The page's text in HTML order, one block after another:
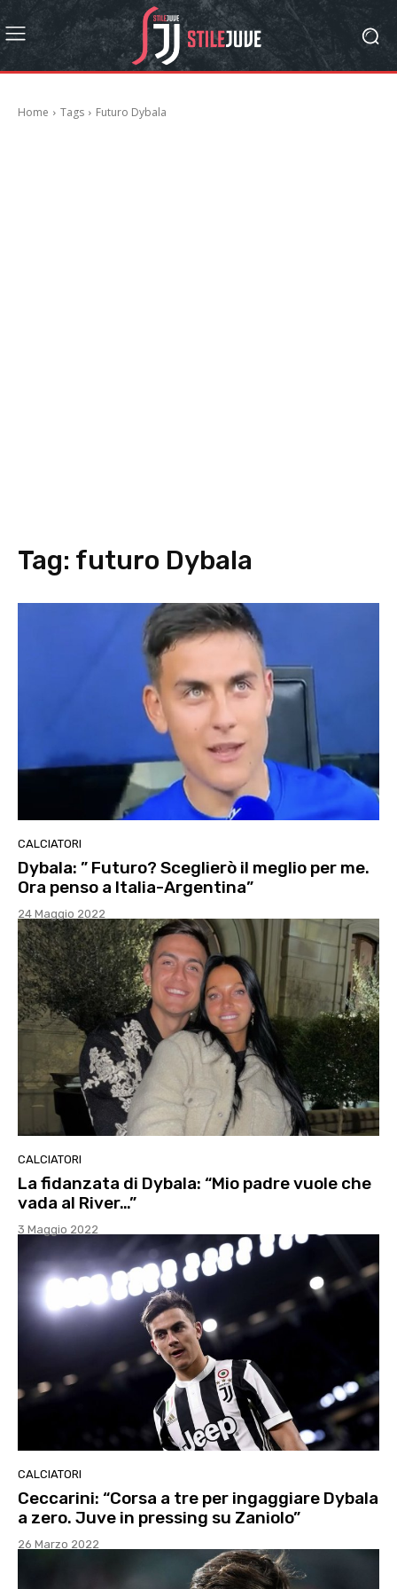
Home Tags Futuro Dybala
Tag: futuro Dybala
CALCIATORI
Dybala: ” Futuro? Sceglierò il meglio per me.
Ora penso a Italia-Argentina”
24 Maggio 2022
CALCIATORI
La fidanzata di Dybala: “Mio padre vuole che
vada al River…”
3 Maggio 2022
CALCIATORI
Ceccarini: “Corsa a tre per ingaggiare Dybala
a zero. Juve in pressing su Zaniolo”
26 Marzo 2022